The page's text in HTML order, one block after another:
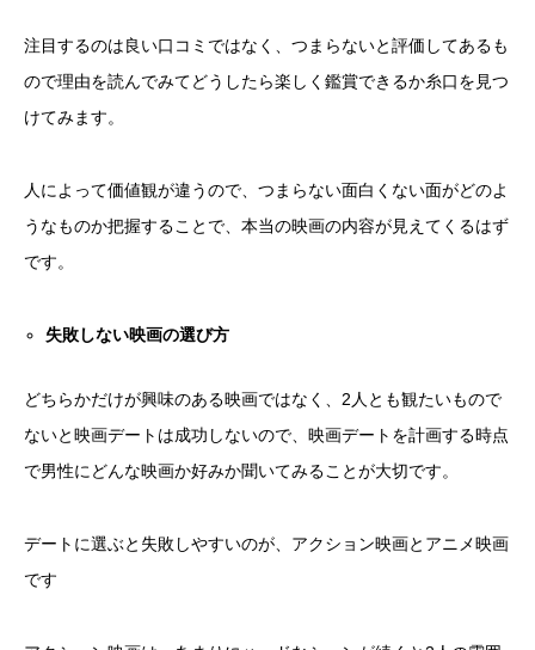
注目するのは良い口コミではなく、つまらないと評価してあるも
ので理由を読んでみてどうしたら楽しく鑑賞できるか糸口を見つ
けてみます。
人によって価値観が違うので、つまらない面白くない面がどのよ
うなものか把握することで、本当の映画の内容が見えてくるはず
です。
失敗しない映画の選び方
どちらかだけが興味のある映画ではなく、2人とも観たいもので
ないと映画デートは成功しないので、映画デートを計画する時点
で男性にどんな映画か好みか聞いてみることが大切です。
デートに選ぶと失敗しやすいのが、アクション映画とアニメ映画
です